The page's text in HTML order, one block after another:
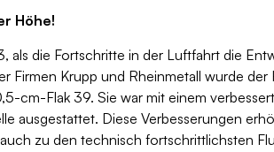
Höhe!
die Fortschritte in der Luftfahrt die
Krupp und Rheinmetall wurde
cm-Flak 39. Sie war mit einem
ausgestattet. Diese Verbesserungen
zu den technisch fortschrittlichsten